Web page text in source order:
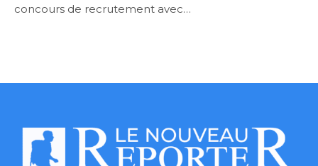
concours de recrutement avec…